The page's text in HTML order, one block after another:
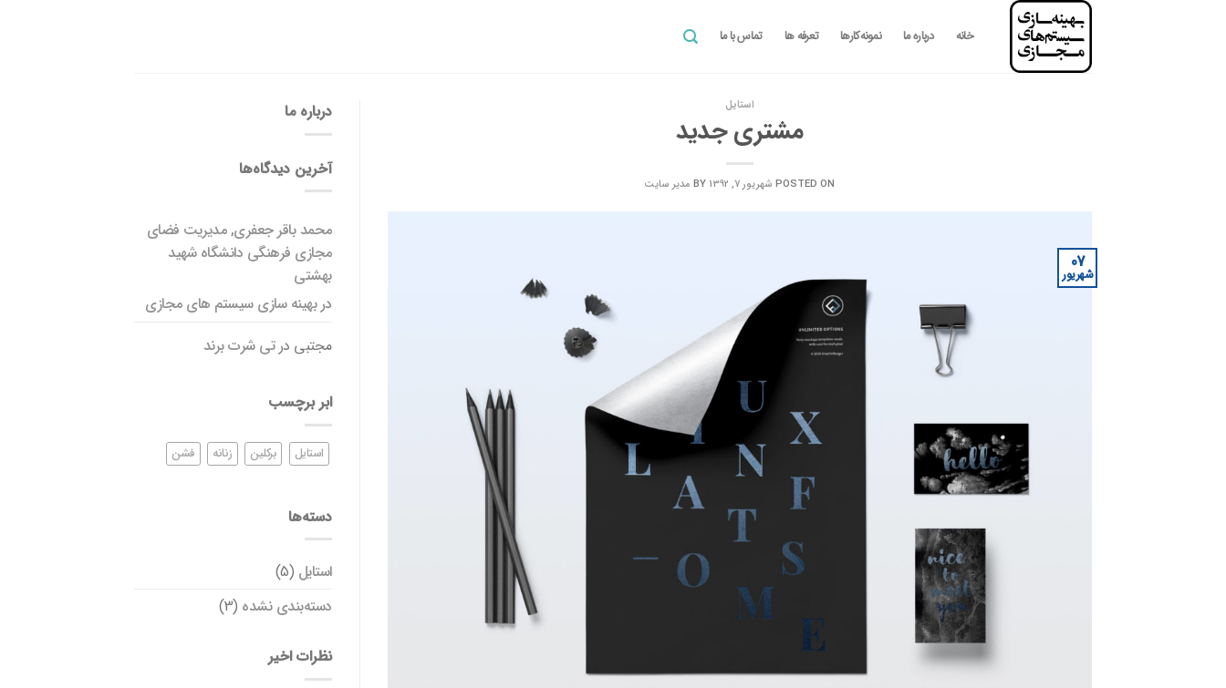
خانه درباره ما نمونه‌کارها تعرفه ها تماس با ما
استایل
مشتری جدید
POSTED ON شهریور 7, 1392 BY مدیر سایت
07
شهریور
درباره ما
آخرین دیدگاه‌ها
محمد باقر جعفری, مدیریت فضای
مجازی فرهنگی دانشگاه شهید
بهشتی
دربهینه سازی سیستم های مجازی
مجتبی درتی شرت برند
ابر برچسب
استایل برکلین زنانه فشن
دسته‌ها
استایل (5)
دسته‌بندی نشده (3)
نظرات اخیر